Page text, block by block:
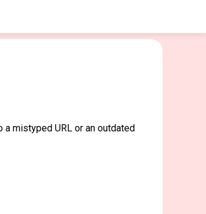
a mistyped URL or an outdated